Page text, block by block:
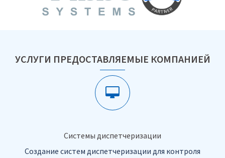
УСЛУГИ ПРЕДОСТАВЛЯЕМЫЕ КОМПАНИЕЙ
Системы диспетчеризации
Создание систем диспетчеризации для контроля